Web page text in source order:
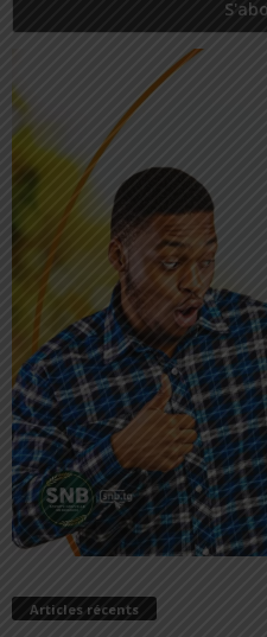
Articles récents